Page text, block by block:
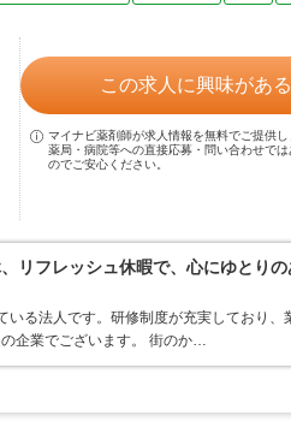
この求人に興味がある
マイナビ薬剤師が求人情報を無料でご提供し
薬局・病院等への直接応募・問い合わせでは
のでご安心ください。
リフレッシュ休暇で、心にゆとり
る法人です。研修制度が充実しており、
企業でございます。 街のか…